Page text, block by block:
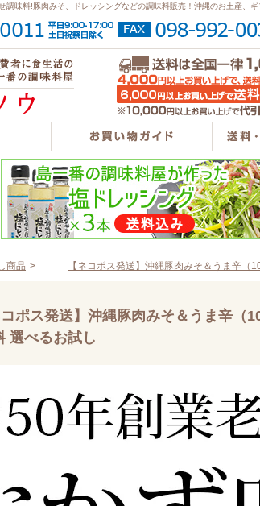
調味料!豚肉みそ、ドレッシングなどの調味料販売！沖縄のお土産、
商品 > 【ネコポス発送】沖縄豚肉みそ＆うま辛（
コポス発送】沖縄豚肉みそ＆うま辛（
選べるお試し